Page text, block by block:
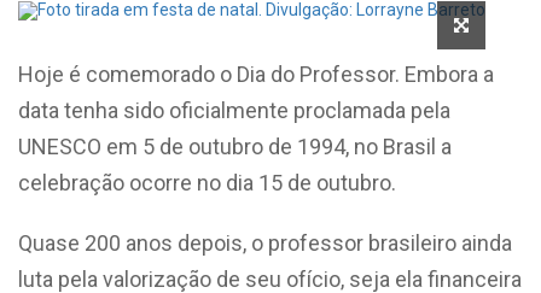
Hoje é comemorado o Dia do Professor. Embora a
data tenha sido oficialmente proclamada pela
UNESCO em 5 de outubro de 1994, no Brasil a
celebração ocorre no dia 15 de outubro.
Quase 200 anos depois, o professor brasileiro ainda
luta pela valorização de seu ofício, seja ela financeira